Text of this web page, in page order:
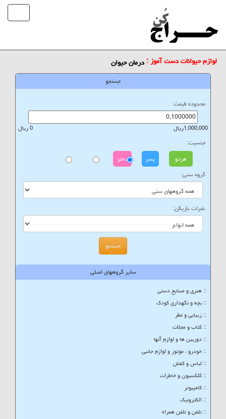
لوازم حیوانات دست آموز :درمان حیوان
جستجو
محدوده قیمت:
1,000,000ریال 0 ریال
جنسیت:
هردو پسر دختر
گروه سنی:
نفرات بازیکن:
سایر گروههای اصلی
:: هنری و صنایع دستی
:: بچه و نگهداری کودک
:: زیبایی و عطر
:: کتاب و مجلات
:: دوربین ها و لوازم آنها
:: خودرو ، موتور و لوازم جانبی
:: لباس و کفش
:: کلکسیون و خاطرات
:: کامپیوتر
:: الکترونیک
:: تلفن و تلفن همراه